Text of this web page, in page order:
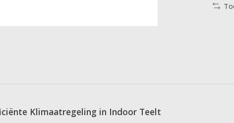
Klimaatregeling in Indoor Teelt